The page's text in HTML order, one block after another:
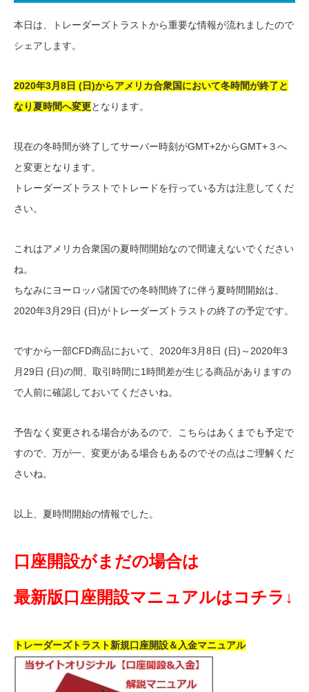
本日は、トレーダーズトラストから重要な情報が流れましたので
シェアします。
2020年3月8日 (日)からアメリカ合衆国において冬時間が終了と
なり夏時間へ変更となります。
現在の冬時間が終了してサーバー時刻がGMT+2からGMT+３へ
と変更となります。
トレーダーズトラストでトレードを行っている方は注意してくだ
さい。
これはアメリカ合衆国の夏時間開始なので間違えないでください
ね。
ちなみにヨーロッパ諸国での冬時間終了に伴う夏時間開始は、
2020年3月29日 (日)がトレーダーズトラストの終了の予定です。
ですから一部CFD商品において、2020年3月8日 (日)～2020年3
月29日 (日)の間、取引時間に1時間差が生じる商品がありますの
で人前に確認しておいてくださいね。
予告なく変更される場合があるので、こちらはあくまでも予定で
すので、万が一、変更がある場合もあるのでその点はご理解くだ
さいね。
以上、夏時間開始の情報でした。
口座開設がまだの場合は
最新版口座開設マニュアルはコチラ↓
トレーダーズトラスト新規口座開設＆入金マニュアル